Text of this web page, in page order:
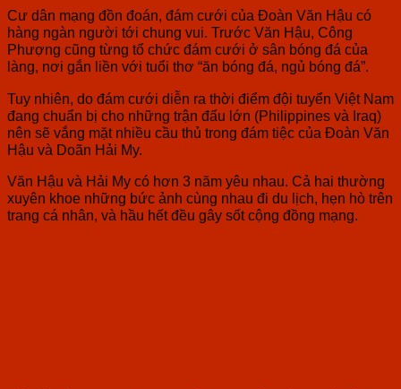
Cư dân mạng đồn đoán, đám cưới của Đoàn Văn Hậu có
hàng ngàn người tới chung vui. Trước Văn Hậu, Công
Phượng cũng từng tổ chức đám cưới ở sân bóng đá của
làng, nơi gắn liền với tuổi thơ “ăn bóng đá, ngủ bóng đá”.
Tuy nhiên, do đám cưới diễn ra thời điểm đội tuyển Việt Nam
đang chuẩn bị cho những trận đấu lớn (Philippines và Iraq)
nên sẽ vắng mặt nhiều cầu thủ trong đám tiệc của Đoàn Văn
Hậu và Doãn Hải My.
Văn Hậu và Hải My có hơn 3 năm yêu nhau. Cả hai thường
xuyên khoe những bức ảnh cùng nhau đi du lịch, hẹn hò trên
trang cá nhân, và hầu hết đều gây sốt cộng đồng mạng.